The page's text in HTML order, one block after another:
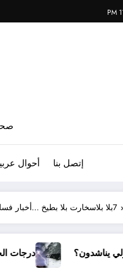
إتصل بنا أحوال
7بلا بلاسخارت بلا بطيخ …أخبار
الحرارة و الأمطار في سبتمبر 2026 في